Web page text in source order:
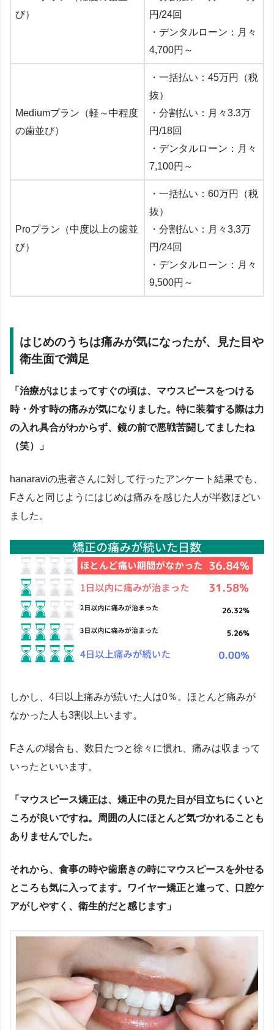
び）
円/24回
・デンタルローン：月々
4,700円～
Mediumプラン（軽～中程度
の歯並び）
・一括払い：45万円（税
抜）
・分割払い：月々3.3万
円/18回
・デンタルローン：月々
7,100円～
Proプラン（中度以上の歯並
び）
・一括払い：60万円（税
抜）
・分割払い：月々3.3万
円/24回
・デンタルローン：月々
9,500円～
はじめのうちは痛みが気になったが、見た目や
衛生面で満足
「治療がはじまってすぐの頃は、マウスピースをつける
時・外す時の痛みが気になりました。特に装着する際は力
の入れ具合がわからず、鏡の前で悪戦苦闘してましたね
（笑）」
hanaraviの患者さんに対して行ったアンケート結果でも、
Fさんと同じようにはじめは痛みを感じた人が半数ほどい
ました。
しかし、4日以上痛みが続いた人は0％。ほとんど痛みが
なかった人も3割以上います。
Fさんの場合も、数日たつと徐々に慣れ、痛みは収まって
いったといいます。
「マウスピース矯正は、矯正中の見た目が目立ちにくいと
ころが良いですね。周囲の人にほとんど気づかれることも
ありませんでした。
それから、食事の時や歯磨きの時にマウスピースを外せる
ところも気に入ってます。ワイヤー矯正と違って、口腔ケ
アがしやすく、衛生的だと感じます」